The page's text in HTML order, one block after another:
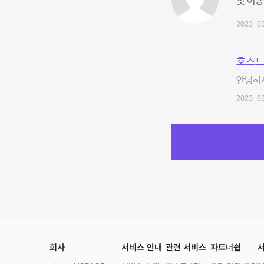
2023-
호스
안녕하
2023-
회사 서비스 안내 관련 서비스 파트너쉽